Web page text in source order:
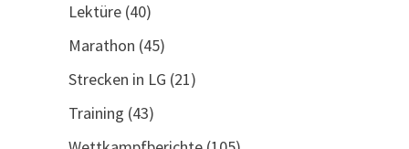
Lektüre(40)
Marathon (45)
Strecken in LG (21)
Training (43)